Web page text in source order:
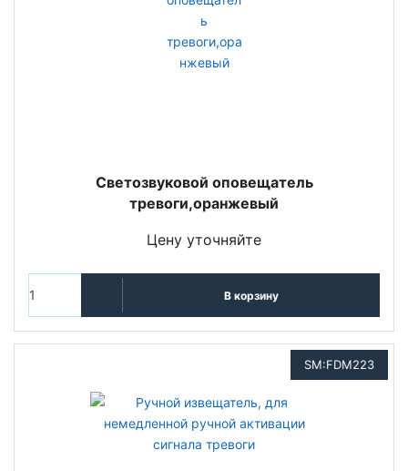
Светозвуковой оповещатель
тревоги,оранжевый
Цену уточняйте
В корзину
SM:FDM223